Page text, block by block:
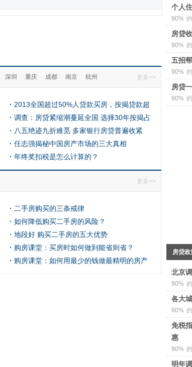
深圳 重庆 成都 南京 杭州 更多>>
2013全国超过50%人贷款买房，按揭贷款超
71亿
调查：房贷紧缩潮蔓延全国 选择30年按揭占
比最高
八五绝迹九折难觅 多家银行房贷普遍收紧
任志强揭秘中国房产市场的三大真相
年终奖扣税是怎么计算的？
更多>>
二手房购买的三条戒律
如何降低购买二手房的风险？
地段好 购买二手房的五大优势
购房课堂：买房时如何做到能省则省？
购房课堂：如何用最少的钱做最精明的房产
个人
90%
房贷
90%
五招
90%
房贷
90%
房贷
北京
90%
各大
90%
免税
惠
90%
明年